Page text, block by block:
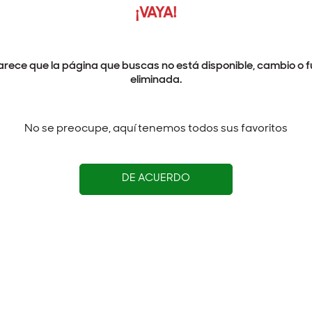
¡VAYA!
que la página que buscas no está disponible, cambio o
eliminada.
No se preocupe, aquí tenemos todos sus favoritos
DE ACUERDO